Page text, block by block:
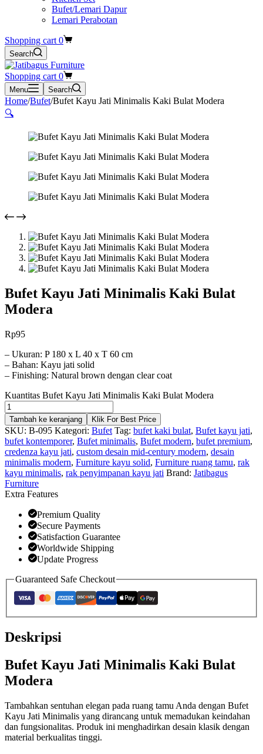
Bufet/Lemari Dapur
Lemari Perabotan
Shopping cart 0
Search
Shopping cart 0
Menu Search
Home/Bufet/Bufet Kayu Jati Minimalis Kaki Bulat Modera
🔍
Bufet Kayu Jati Minimalis Kaki Bulat
Modera
Rp95
– Ukuran: P 180 x L 40 x T 60 cm
– Bahan: Kayu jati solid
– Finishing: Natural brown dengan clear coat
Kuantitas Bufet Kayu Jati Minimalis Kaki Bulat Modera
Tambah ke keranjang Klik For Best Price
SKU: B-095 Kategori: Bufet Tag: bufet kaki bulat, Bufet kayu jati,
bufet kontemporer, Bufet minimalis, Bufet modern, bufet premium,
credenza kayu jati, custom desain mid-century modern, desain
minimalis modern, Furniture kayu solid, Furniture ruang tamu, rak
kayu minimalis, rak penyimpanan kayu jati Brand: Jatibagus
Furniture
Extra Features
Premium Quality
Secure Payments
Satisfaction Guarantee
Worldwide Shipping
Update Progress
Guaranteed Safe Checkout
Deskripsi
Bufet Kayu Jati Minimalis Kaki Bulat
Modera
Tambahkan sentuhan elegan pada ruang tamu Anda dengan Bufet
Kayu Jati Minimalis yang dirancang untuk memadukan keindahan
dan fungsionalitas. Produk ini menghadirkan desain klasik dengan
material berkualitas tinggi.